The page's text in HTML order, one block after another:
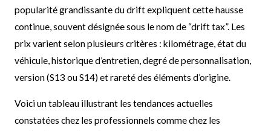
popularité grandissante du drift expliquent cette hausse
continue, souvent désignée sous le nom de “drift tax”. Les
prix varient selon plusieurs critères : kilométrage, état du
véhicule, historique d’entretien, degré de personnalisation,
version (S13 ou S14) et rareté des éléments d’origine.
Voici un tableau illustrant les tendances actuelles
constatées chez les professionnels comme chez les